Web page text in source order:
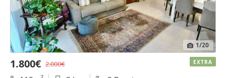
1/20
1.800€ 2.000€ EXTRA